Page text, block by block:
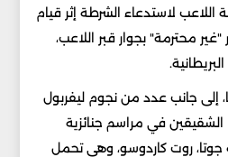
لاستدعاء الشرطة إثر قيام
محترمة" بجوار قبر اللاعب،
إلى جانب عدد من نجوم ليفربول
الشقيقين في مراسم جنائزية
روت كاردوسو، وهي تحمل